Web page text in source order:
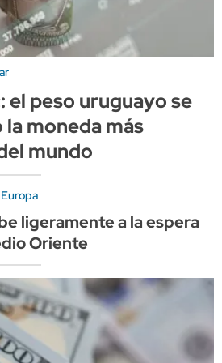
el peso uruguayo se
moneda más
mundo
ligeramente a la espera
Oriente